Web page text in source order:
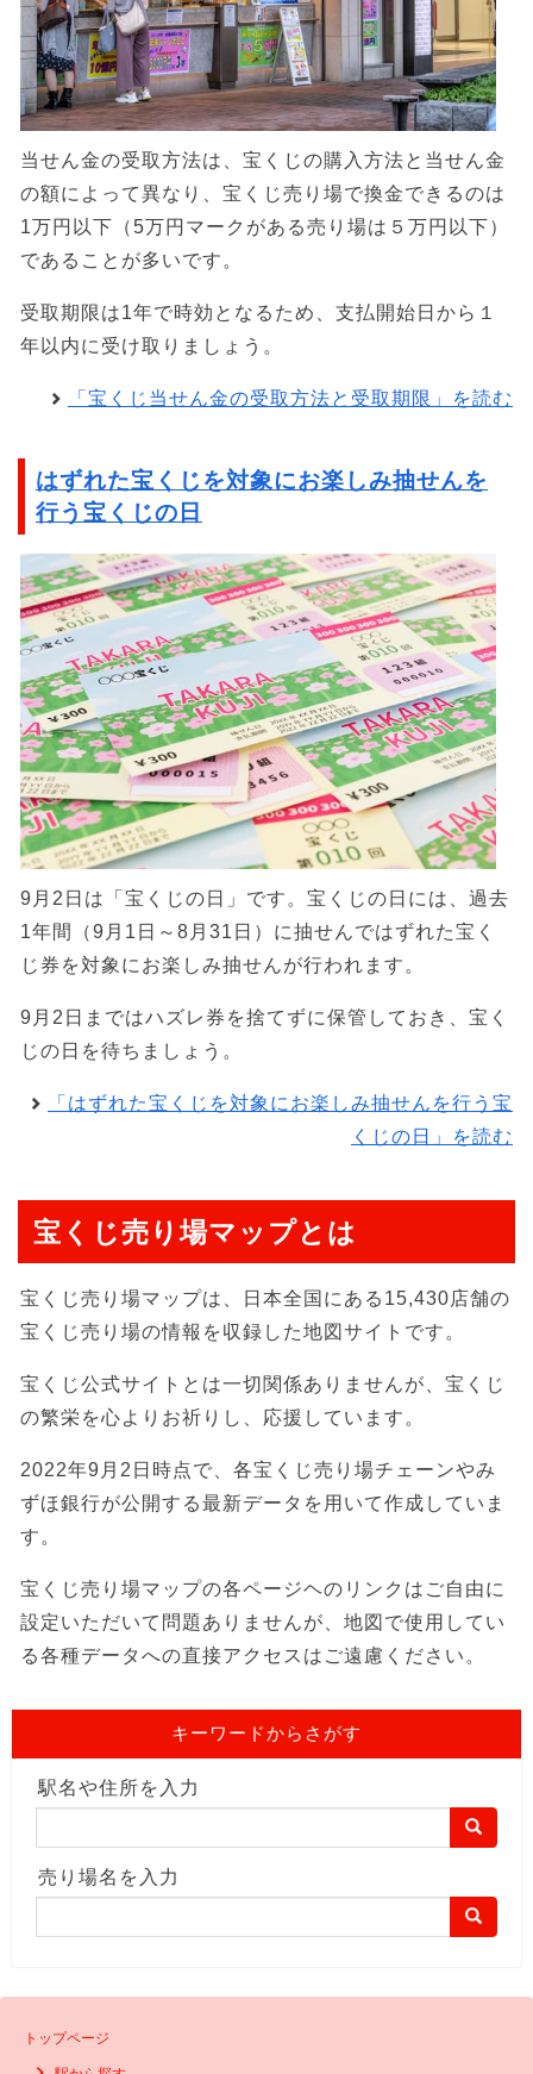
当せん金の受取方法は、宝くじの購入方法と当せん金
の額によって異なり、宝くじ売り場で換金できるのは
1万円以下（5万円マークがある売り場は５万円以下）
であることが多いです。
受取期限は1年で時効となるため、支払開始日から１
年以内に受け取りましょう。
「宝くじ当せん金の受取方法と受取期限」を読む
はずれた宝くじを対象にお楽しみ抽せんを
行う宝くじの日
9月2日は「宝くじの日」です。宝くじの日には、過去
1年間（9月1日～8月31日）に抽せんではずれた宝く
じ券を対象にお楽しみ抽せんが行われます。
9月2日まではハズレ券を捨てずに保管しておき、宝く
じの日を待ちましょう。
「はずれた宝くじを対象にお楽しみ抽せんを行う宝
くじの日」を読む
宝くじ売り場マップとは
宝くじ売り場マップは、日本全国にある15,430店舗の
宝くじ売り場の情報を収録した地図サイトです。
宝くじ公式サイトとは一切関係ありませんが、宝くじ
の繁栄を心よりお祈りし、応援しています。
2022年9月2日時点で、各宝くじ売り場チェーンやみ
ずほ銀行が公開する最新データを用いて作成していま
す。
宝くじ売り場マップの各ページヘのリンクはご自由に
設定いただいて問題ありませんが、地図で使用してい
る各種データへの直接アクセスはご遠慮ください。
キーワードからさがす
駅名や住所を入力
売り場名を入力
トップページ